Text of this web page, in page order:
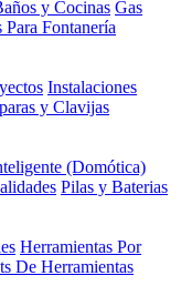
y Cocinas Gas
Fontanería
Instalaciones
y Clavijas
(Domótica)
Pilas y Baterias
Herramientas Por
De Herramientas